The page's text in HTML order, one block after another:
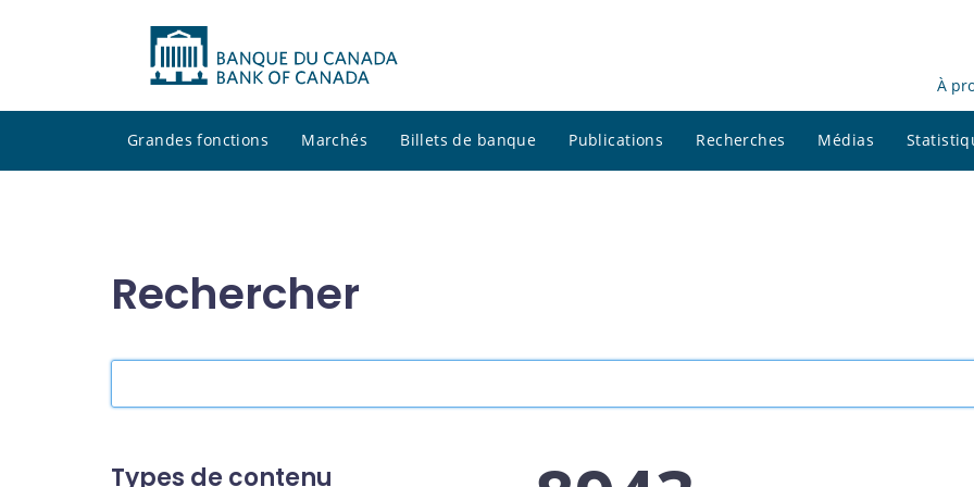
À
Grandes fonctions Marchés Billets de banque Publications Recherches Médias
Rechercher
site
Types de contenu